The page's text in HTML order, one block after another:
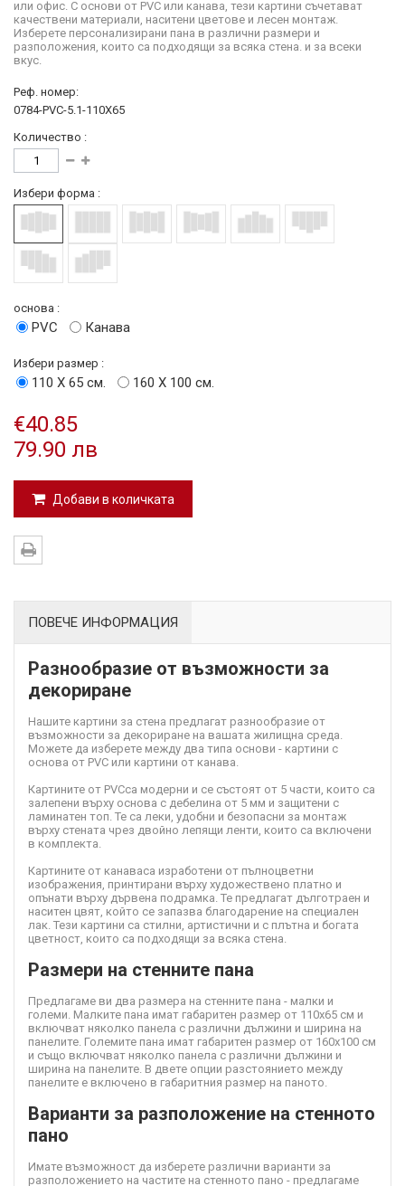
или офис. С основи от PVC или канава, тези картини съчетават
качествени материали, наситени цветове и лесен монтаж.
Изберете персонализирани пана в различни размери и
разположения, които са подходящи за всяка стена. и за всеки
вкус.
Реф. номер:
0784-PVC-5.1-110X65
Количество :
Избери форма :
основа :
PVC Канава
Избери размер :
110 Х 65 см. 160 Х 100 см.
€40.85
79.90 лв
Добави в количката
ПОВЕЧЕ ИНФОРМАЦИЯ
Разнообразие от възможности за
декориране
Нашите картини за стена предлагат разнообразие от
възможности за декориране на вашата жилищна среда.
Можете да изберете между два типа основи - картини с
основа от PVC или картини от канава.
Картините от PVCса модерни и се състоят от 5 части, които са
залепени върху основа с дебелина от 5 мм и защитени с
ламинатен топ. Те са леки, удобни и безопасни за монтаж
върху стената чрез двойно лепящи ленти, които са включени
в комплекта.
Картините от канаваса изработени от пълноцветни
изображения, принтирани върху художествено платно и
опънати върху дървена подрамка. Те предлагат дълготраен и
наситен цвят, който се запазва благодарение на специален
лак. Тези картини са стилни, артистични и с плътна и богата
цветност, които са подходящи за всяка стена.
Размери на стенните пана
Предлагаме ви два размера на стенните пана - малки и
големи. Малките пана имат габаритен размер от 110х65 см и
включват няколко панела с различни дължини и ширина на
панелите. Големите пана имат габаритен размер от 160х100 см
и също включват няколко панела с различни дължини и
ширина на панелите. В двете опции разстоянието между
панелите е включено в габаритния размер на паното.
Варианти за разположение на стенното
пано
Имате възможност да изберете различни варианти за
разположението на частите на стенното пано - предлагаме